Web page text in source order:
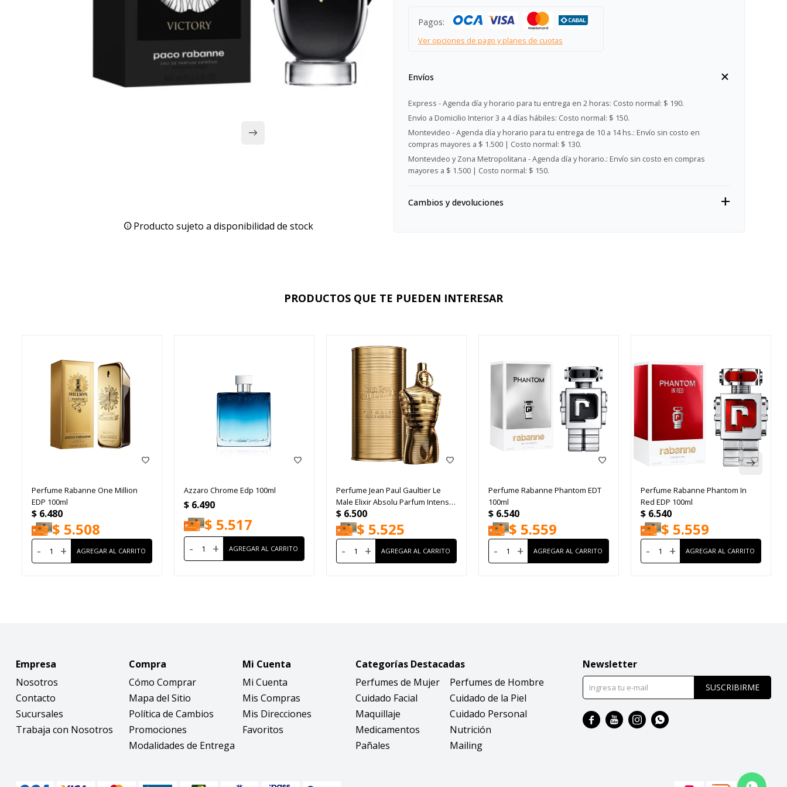
Producto sujeto a disponibilidad de stock
Pagos:
Ver opciones de pago y planes de cuotas
Envíos
Express - Agenda día y horario para tu entrega en 2 horas: Costo normal: $ 190.
Envío a Domicilio Interior 3 a 4 días hábiles: Costo normal: $ 150.
Montevideo - Agenda día y horario para tu entrega de 10 a 14 hs.: Envío sin costo en
compras mayores a $ 1.500 | Costo normal: $ 130.
Montevideo y Zona Metropolitana - Agenda día y horario.: Envío sin costo en compras
mayores a $ 1.500 | Costo normal: $ 150.
Cambios y devoluciones
PRODUCTOS QUE TE PUEDEN INTERESAR
Perfume Rabanne One Million
EDP 100ml
$ 6.480
$ 5.508
- +
Azzaro Chrome Edp 100ml
$ 6.490
$ 5.517
- +
Perfume Jean Paul Gaultier Le
Male Elixir Absolu Parfum Intense
75ml
$ 6.500
$ 5.525
- +
Perfume Rabanne Phantom EDT
100ml
$ 6.540
$ 5.559
- +
Perfume Rabanne Phantom In
Red EDP 100ml
$ 6.540
$ 5.559
- +
Empresa
Nosotros
Contacto
Sucursales
Trabaja con Nosotros
Compra
Cómo Comprar
Mapa del Sitio
Política de Cambios
Promociones
Modalidades de Entrega
Mi Cuenta
Mi Cuenta
Mis Compras
Mis Direcciones
Favoritos
Categorías Destacadas
Perfumes de Mujer
Perfumes de Hombre
Cuidado Facial
Cuidado de la Piel
Maquillaje
Cuidado Personal
Medicamentos
Nutrición
Pañales
Mailing
Newsletter
SUSCRIBIRME
   